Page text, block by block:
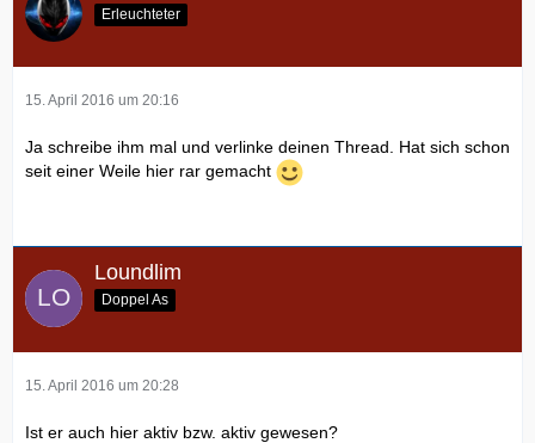
Erleuchteter
15. April 2016 um 20:16
Ja schreibe ihm mal und verlinke deinen Thread. Hat sich schon
seit einer Weile hier rar gemacht
Loundlim
Doppel As
15. April 2016 um 20:28
Ist er auch hier aktiv bzw. aktiv gewesen?